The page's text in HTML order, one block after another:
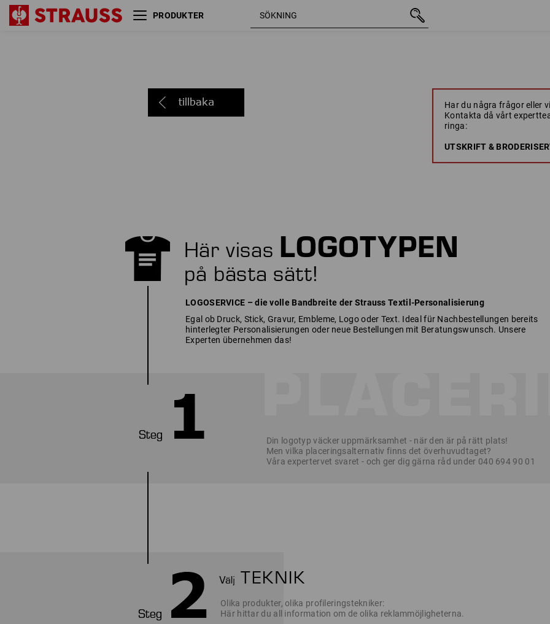
Har du några frågor eller
Kontakta då vårt
ringa:
UTSKRIFT &
Din logotyp väcker uppmärksamhet - när den är på rätt plats!
Men vilka placeringsalternativ finns det överhuvudtaget?
Våra expertervet svaret - och ger dig gärna råd under 040 694 90 01
LOGOSERVICE – die volle Bandbreite der Strauss Textil-Personalisierung
Egal ob Druck, Stick, Gravur, Embleme, Logo oder Text. Ideal für Nachbestellungen bereits
hinterlegter Personalisierungen oder neue Bestellungen mit Beratungswunsch. Unsere
Experten übernehmen das!
Olika produkter, olika profileringstekniker:
Här hittar du all information om de olika reklammöjligheterna.
PRODUKTER